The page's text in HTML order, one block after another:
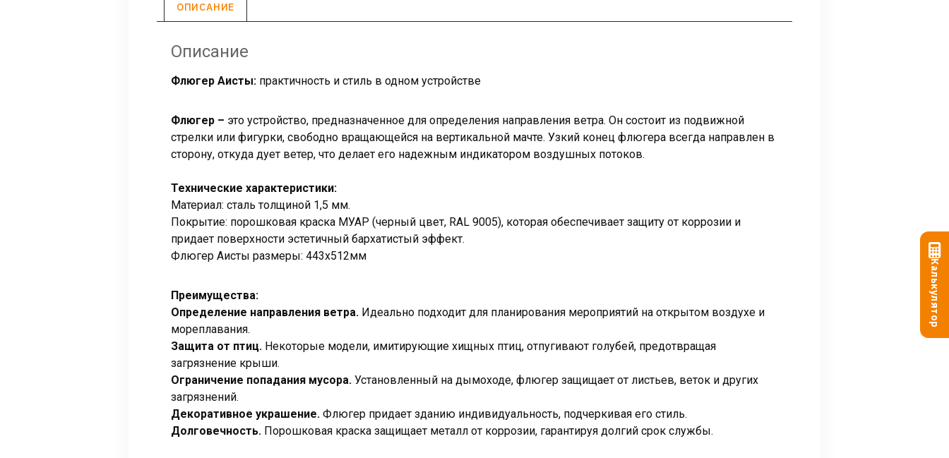
ОПИСАНИЕ
Описание
Флюгер Аисты: практичность и стиль в одном устройстве
Флюгер – это устройство, предназначенное для определения направления ветра. Он состоит из подвижной
стрелки или фигурки, свободно вращающейся на вертикальной мачте. Узкий конец флюгера всегда направлен в
сторону, откуда дует ветер, что делает его надежным индикатором воздушных потоков.
Технические характеристики:
Материал: сталь толщиной 1,5 мм.
Покрытие: порошковая краска МУАР (черный цвет, RAL 9005), которая обеспечивает защиту от коррозии и
придает поверхности эстетичный бархатистый эффект.
Флюгер Аисты размеры: 443х512мм
Преимущества:
Определение направления ветра. Идеально подходит для планирования мероприятий на открытом воздухе и
мореплавания.
Защита от птиц. Некоторые модели, имитирующие хищных птиц, отпугивают голубей, предотвращая
загрязнение крыши.
Ограничение попадания мусора. Установленный на дымоходе, флюгер защищает от листьев, веток и других
загрязнений.
Декоративное украшение. Флюгер придает зданию индивидуальность, подчеркивая его стиль.
Долговечность. Порошковая краска защищает металл от коррозии, гарантируя долгий срок службы.
Калькулятор